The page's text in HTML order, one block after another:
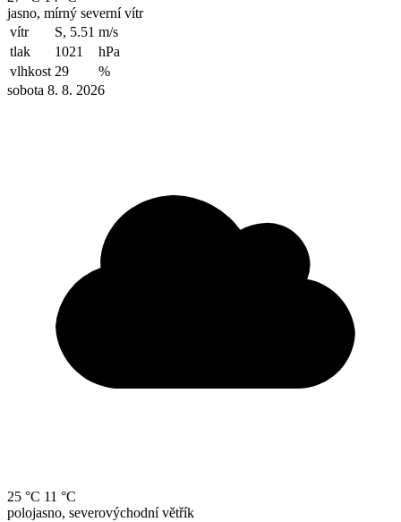
jasno, mírný severní vítr
vítr
S, 5.51 m/s
tlak
1021
hPa
vlhkost 29
%
sobota 8. 8. 2026
25 °C 11 °C
polojasno, severovýchodní větřík